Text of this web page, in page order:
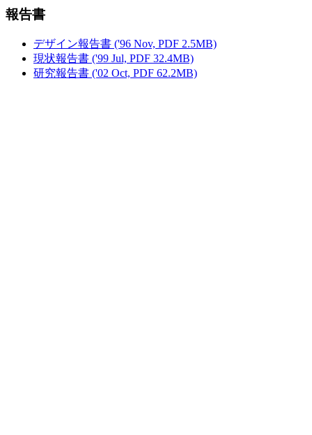
報告書
デザイン報告書 ('96 Nov, PDF 2.5MB)
現状報告書 ('99 Jul, PDF 32.4MB)
研究報告書 ('02 Oct, PDF 62.2MB)